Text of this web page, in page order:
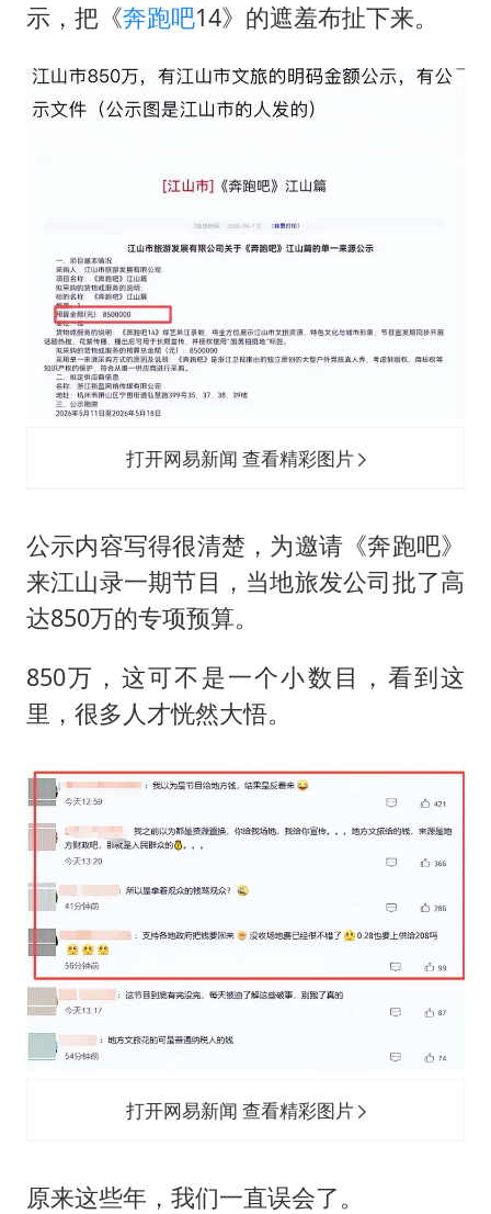
示，把《奔跑吧14》的遮羞布扯下来。
打开网易新闻 查看精彩图片
公示内容写得很清楚，为邀请《奔跑吧》
来江山录一期节目，当地旅发公司批了高
达850万的专项预算。
850万，这可不是一个小数目，看到这
里，很多人才恍然大悟。
打开网易新闻 查看精彩图片
原来这些年，我们一直误会了。